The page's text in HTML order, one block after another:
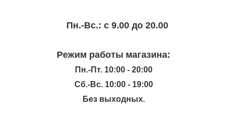
Пн.-Вc.: с 9.00 до 20.00
Режим работы магазина:
Пн.-Пт. 10:00 - 20:00
Сб.-Вс. 10:00 - 19:00
Без выходных.